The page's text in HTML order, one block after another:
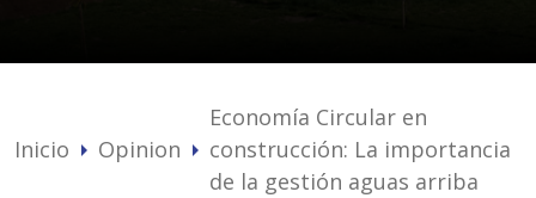
Inicio arrow_right Opinion arrow_right
Economía Circular en
construcción: La importancia
de la gestión aguas arriba